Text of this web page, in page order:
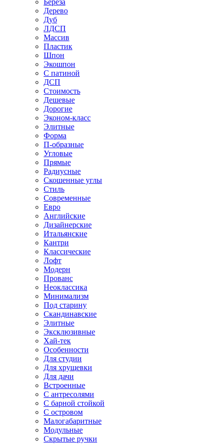
Береза
Дерево
Дуб
ЛДСП
Массив
Пластик
Шпон
Экошпон
С патиной
ДСП
Стоимость
Дешевые
Дорогие
Эконом-класс
Элитные
Форма
П-образные
Угловые
Прямые
Радиусные
Скошенные углы
Стиль
Современные
Евро
Английские
Дизайнерские
Итальянские
Кантри
Классические
Лофт
Модерн
Прованс
Неоклассика
Минимализм
Под старину
Скандинавские
Элитные
Эксклюзивные
Хай-тек
Особенности
Для студии
Для хрущевки
Для дачи
Встроенные
С антресолями
С барной стойкой
С островом
Малогабаритные
Модульные
Скрытые ручки